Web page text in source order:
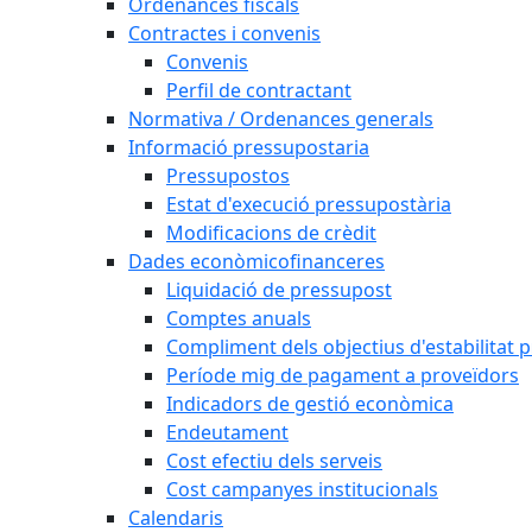
Contractes i convenis
Convenis
Perfil de contractant
Normativa / Ordenances generals
Informació pressupostaria
Pressupostos
Estat d'execució pressupostària
Modificacions de crèdit
Dades econòmicofinanceres
Liquidació de pressupost
Comptes anuals
Compliment dels objectius d'estabilitat
Període mig de pagament a proveïdors
Indicadors de gestió econòmica
Endeutament
Cost efectiu dels serveis
Cost campanyes institucionals
Calendaris